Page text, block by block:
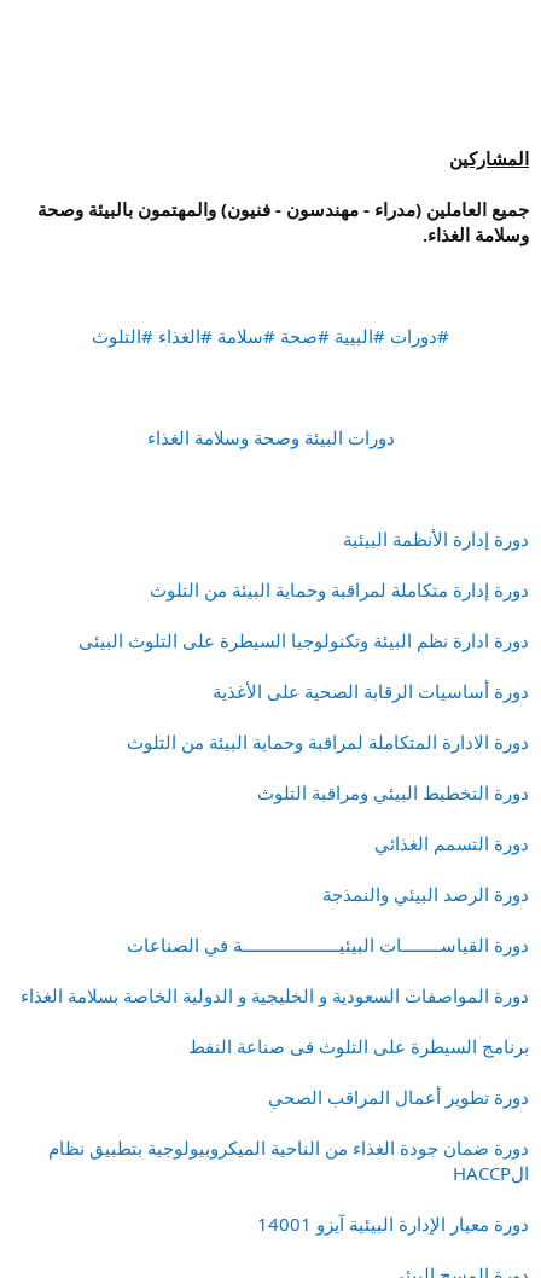
المشاركين
جميع العاملين (مدراء - مهندسون - فنيون) والمهتمون بالبيئة وصحة
وسلامة الغذاء.
#دورات #البيية #صحة #سلامة #الغذاء #التلوث
دورات البيئة وصحة وسلامة الغذاء
دورة إدارة الأنظمة البيئية
دورة إدارة متكاملة لمراقبة وحماية البيئة من التلوث
دورة ادارة نظم البيئة وتكنولوجيا السيطرة على التلوث البيئى
دورة أساسيات الرقابة الصحية على الأغذية
دورة الادارة المتكاملة لمراقبة وحماية البيئة من التلوث
دورة التخطيط البيئي ومراقبة التلوث
دورة التسمم الغذائي
دورة الرصد البيئي والنمذجة
دورة القياســــــــات البيئيــــــــــــــــــــة في الصناعات
دورة المواصفات السعودية و الخليجية و الدولية الخاصة بسلامة الغذاء
برنامج السيطرة على التلوث فى صناعة النفط
دورة تطوير أعمال المراقب الصحي
دورة ضمان جودة الغذاء من الناحية الميكروبيولوجية بتطبيق نظام
الHACCP
دورة معيار الإدارة البيئية آيزو 14001